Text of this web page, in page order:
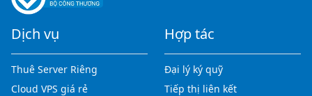
Dịch vụ
Thuê Server Riêng
Cloud VPS giá rẻ
Hợp tác
Đại lý ký quỹ
Tiếp thị liên kết